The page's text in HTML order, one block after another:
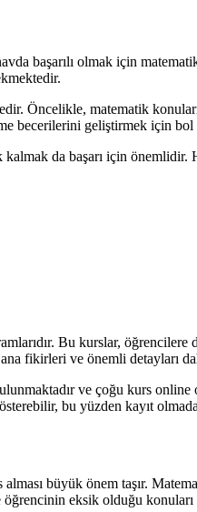
başarılı olmak için
Öncelikle, matematik
becerilerini geliştirmek için
da başarı için
Bu kurslar, öğrencilere
fikirleri ve önemli detayları
ve çoğu kurs
bu yüzden kayıt
büyük önem taşır.
eksik olduğu konuları